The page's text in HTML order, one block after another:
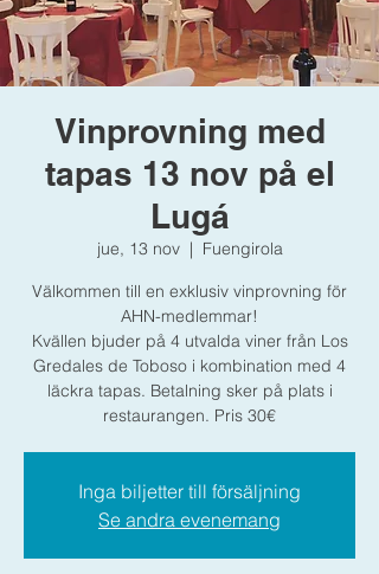
Vinprovning med
tapas 13 nov på el
Lugá
jue, 13 nov
  |
Fuengirola
Välkommen till en exklusiv vinprovning för
AHN-medlemmar!
Kvällen bjuder på 4 utvalda viner från Los
Gredales de Toboso i kombination med 4
läckra tapas. Betalning sker på plats i
restaurangen. Pris 30€
Inga biljetter till försäljning
Se andra evenemang